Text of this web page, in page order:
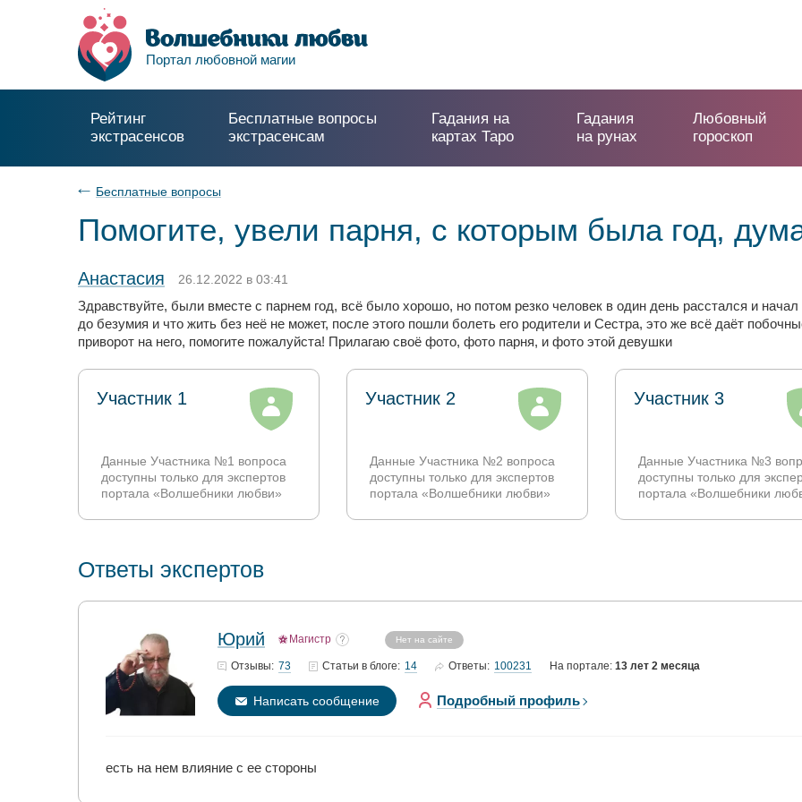
Портал любовной магии
Рейтинг
экстрасенсов
Бесплатные вопросы
экстрасенсам
Гадания на
картах Таро
Гадания
на рунах
Любовный
гороскоп
Бесплатные вопросы
Помогите, увели парня, с которым была год,
Анастасия 26.12.2022 в 03:41
Здравствуйте, были вместе с парнем год, всё было хорошо, но потом резко человек в один день расстался и
до безумия и что жить без неё не может, после этого пошли болеть его родители и Сестра, это же всё даёт
приворот на него, помогите пожалуйста! Прилагаю своё фото, фото парня, и фото этой девушки
Участник 1
Данные Участника №1 вопроса
доступны только для экспертов
портала «Волшебники любви»
Участник 2
Данные Участника №2 вопроса
доступны только для экспертов
портала «Волшебники любви»
Участник 3
Данные Участника №3
доступны только для
портала «Волшебники
Ответы экспертов
Юрий Магистр Нет на сайте
Отзывы: 73 Статьи в блоге: 14 Ответы: 100231 На портале: 13 лет 2 месяца
Написать сообщение Подробный профиль
есть на нем влияние с ее стороны